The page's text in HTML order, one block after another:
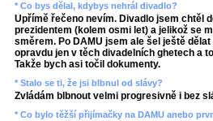
* Co bys dělal, kdybys nehrál divadlo?
Upřímě řečeno nevím. Divadlo jsem chtěl
prezidentem (kolem osmi let) a jelikož se
směrem. Po DAMU jsem ale šel ještě
opravdu jen v těch divadelních ghetech a
Takže bych asi točil dokumenty.
* Stalo se ti, že jsi blbnul od slávy?
Zvládám blbnout velmi progresivně i bez
* Co bylo těžší přijímačky na DAMU anebo